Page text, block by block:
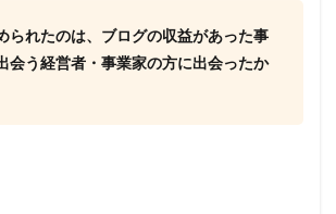
られたのは、ブログの収益があった事
会う経営者・事業家の方に出会ったか